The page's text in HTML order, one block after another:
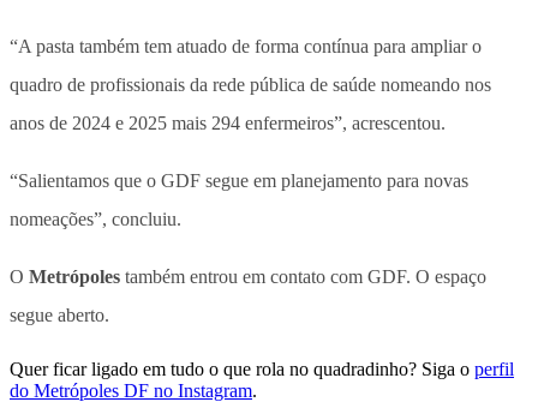
“A pasta também tem atuado de forma contínua para ampliar o
quadro de profissionais da rede pública de saúde nomeando nos
anos de 2024 e 2025 mais 294 enfermeiros”, acrescentou.
“Salientamos que o GDF segue em planejamento para novas
nomeações”, concluiu.
O Metrópoles também entrou em contato com GDF. O espaço
segue aberto.
Quer ficar ligado em tudo o que rola no quadradinho? Siga o perfil
do Metrópoles DF no Instagram.